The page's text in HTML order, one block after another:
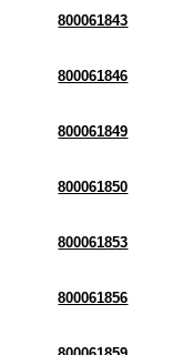
800061843
800061846
800061849
800061850
800061853
800061856